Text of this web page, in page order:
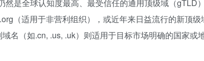
然是全球认知度最高、最受信任的通用顶级域（
（适用于非营利组织），或近年来日益流行的新顶
名（如.cn, .us, .uk）则适用于目标市场明确的国家或地